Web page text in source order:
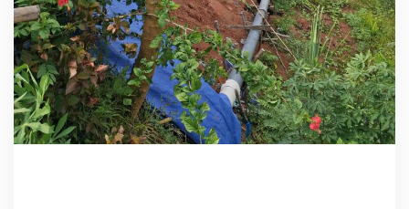
R
T
0
6
K
e
l
u
r